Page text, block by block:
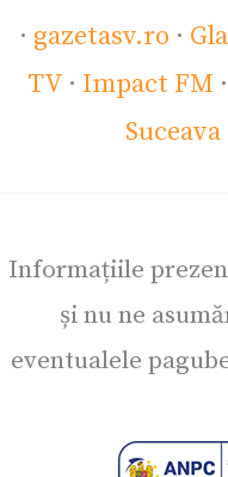
· gazetasv.ro ·
TV · Impact FM ·
Informațiile
și nu ne
eventualele